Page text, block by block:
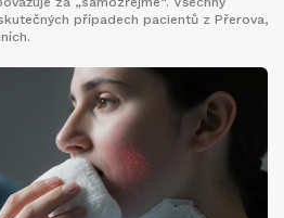
případech pacientů z Přerova,